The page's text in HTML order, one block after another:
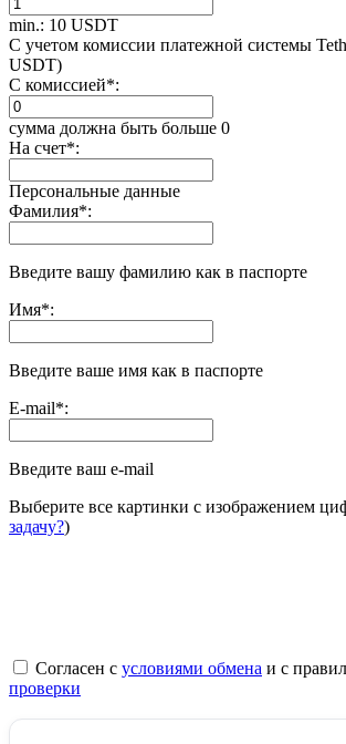
min.: 10 USDT
С учетом комиссии платежной системы
USDT)
С комиссией*:
сумма должна быть больше 0
На счет*:
Персональные данные
Фамилия*:
Введите вашу фамилию как в паспорте
Имя*:
Введите ваше имя как в паспорте
E-mail*:
Введите ваш e-mail
Выберите все картинки с изображением
задачу?)
Согласен с условиями обмена и с
проверки